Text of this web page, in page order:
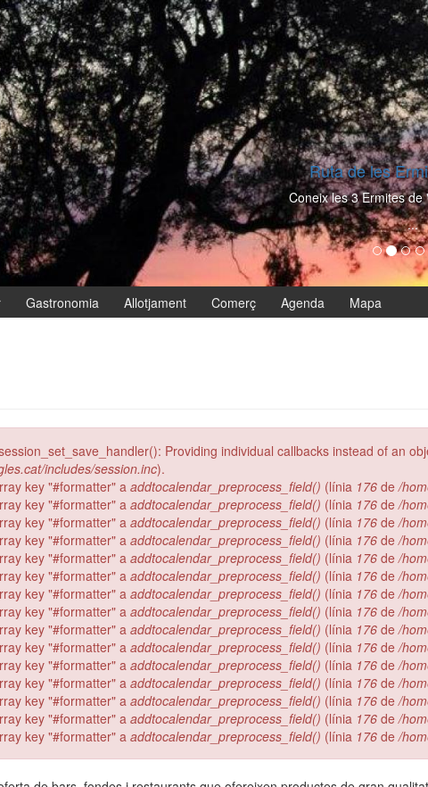
Ruta de les
Coneix les 3 Ermites de
...
Gastronomia Allotjament Comerç Agenda Mapa
Providing individual callbacks instead of an
includes/session.inc).
key "#formatter" a addtocalendar_preprocess_field() (línia 176 de/
key "#formatter" a addtocalendar_preprocess_field() (línia 176 de/
key "#formatter" a addtocalendar_preprocess_field() (línia 176 de/
key "#formatter" a addtocalendar_preprocess_field() (línia 176 de/
key "#formatter" a addtocalendar_preprocess_field() (línia 176 de/
key "#formatter" a addtocalendar_preprocess_field() (línia 176 de/
key "#formatter" a addtocalendar_preprocess_field() (línia 176 de/
key "#formatter" a addtocalendar_preprocess_field() (línia 176 de/
key "#formatter" a addtocalendar_preprocess_field() (línia 176 de/
key "#formatter" a addtocalendar_preprocess_field() (línia 176 de/
key "#formatter" a addtocalendar_preprocess_field() (línia 176 de/
key "#formatter" a addtocalendar_preprocess_field() (línia 176 de/
key "#formatter" a addtocalendar_preprocess_field() (línia 176 de/
key "#formatter" a addtocalendar_preprocess_field() (línia 176 de/
key "#formatter" a addtocalendar_preprocess_field() (línia 176 de/